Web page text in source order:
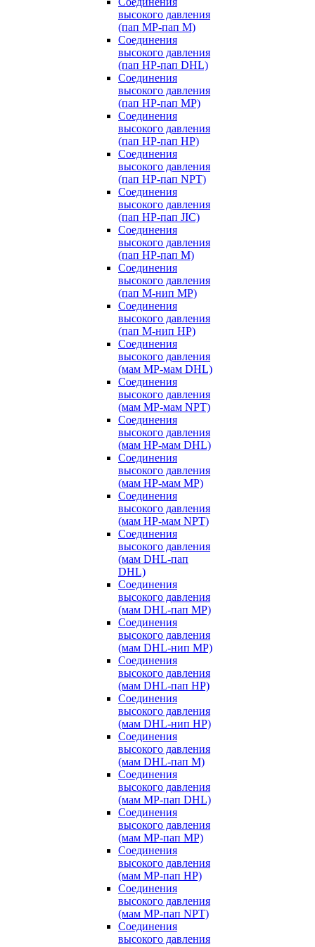
высокого давления
(пап MP-пап M)
Соединения
высокого давления
(пап HP-пап DHL)
Соединения
высокого давления
(пап HP-пап MP)
Соединения
высокого давления
(пап HP-пап HP)
Соединения
высокого давления
(пап HP-пап NPT)
Соединения
высокого давления
(пап HP-пап JIC)
Соединения
высокого давления
(пап HP-пап M)
Соединения
высокого давления
(пап M-нип MP)
Соединения
высокого давления
(пап M-нип HP)
Соединения
высокого давления
(мам MP-мам DHL)
Соединения
высокого давления
(мам MP-мам NPT)
Соединения
высокого давления
(мам HP-мам DHL)
Соединения
высокого давления
(мам HP-мам MP)
Соединения
высокого давления
(мам HP-мам NPT)
Соединения
высокого давления
(мам DHL-пап
DHL)
Соединения
высокого давления
(мам DHL-пап MP)
Соединения
высокого давления
(мам DHL-нип MP)
Соединения
высокого давления
(мам DHL-пап HP)
Соединения
высокого давления
(мам DHL-нип HP)
Соединения
высокого давления
(мам DHL-пап M)
Соединения
высокого давления
(мам MP-пап DHL)
Соединения
высокого давления
(мам MP-пап MP)
Соединения
высокого давления
(мам MP-пап HP)
Соединения
высокого давления
(мам MP-пап NPT)
Соединения
высокого давления